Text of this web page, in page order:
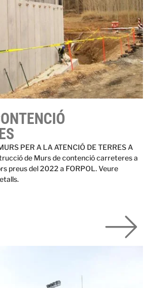
PER A LA ATENCIÓ DE TERRES A
de Murs de contenció carreteres a
preus del 2022 a FORPOL. Veure